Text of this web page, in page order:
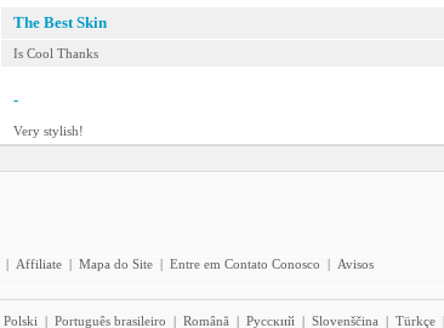
The Best Skin
Is Cool Thanks
-
Very stylish!
| Affiliate | Mapa do Site | Entre em Contato Conosco | Avisos
Polski | Português brasileiro | Română | Pyccĸий | Slovenščina | Türkçe |